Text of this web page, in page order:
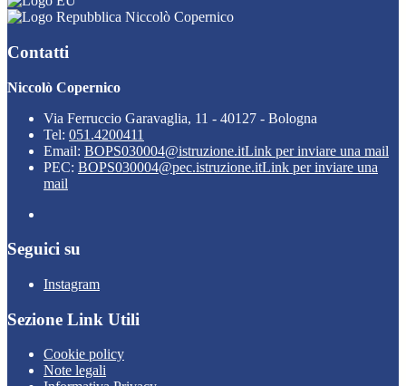
Niccolò Copernico
Contatti
Niccolò Copernico
Via Ferruccio Garavaglia, 11 - 40127 - Bologna
Tel: 051.4200411
Email: BOPS030004@istruzione.itLink per inviare una mail
PEC: BOPS030004@pec.istruzione.itLink per inviare una
mail
Seguici su
Instagram
Sezione Link Utili
Cookie policy
Note legali